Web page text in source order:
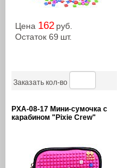
Цена 162 руб.
Остаток 69 шт.
Заказать кол-во
PXA-08-17 Мини-сумочка с
карабином "Pixie Crew"